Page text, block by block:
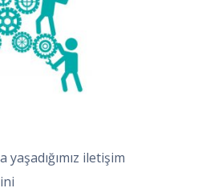
yaşadığımız iletişim